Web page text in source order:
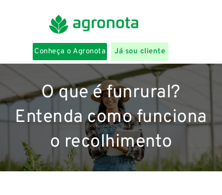
Conheça o Agronota Já sou cliente
O que é funrural?
Entenda como funciona
o recolhimento